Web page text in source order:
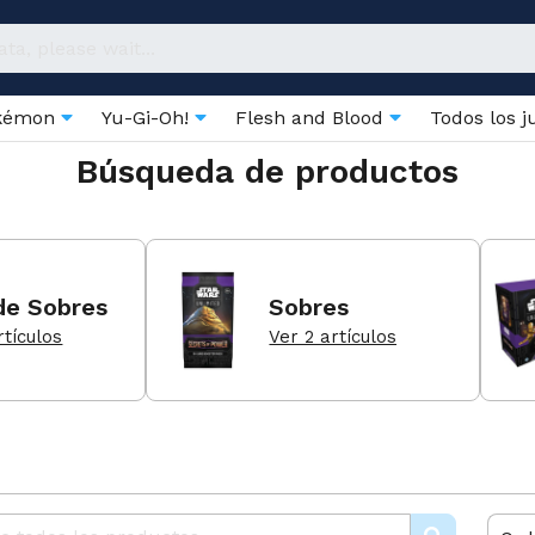
Yu-Gi-Oh! Flesh and Blood Todos los
Búsqueda de productos
Sobres Sobres
Ver 2 artículos